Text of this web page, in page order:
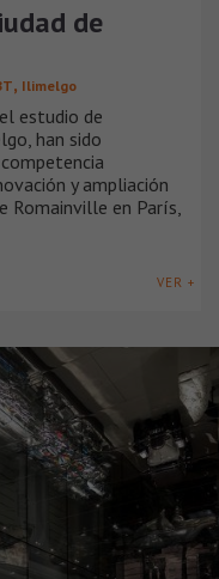
de
, Ilimelgo
estudio de
han sido
y ampliación
Romainville en París,
VER +